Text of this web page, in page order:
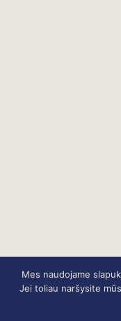
Mes naudojame
Jei toliau naršysite